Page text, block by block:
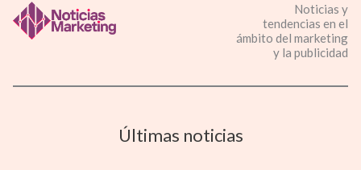
Noticias y
tendencias en el
ámbito del marketing
y la publicidad
Últimas noticias